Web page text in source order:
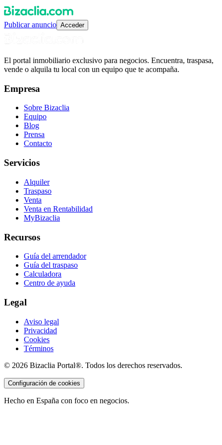
Publicar anuncio Acceder
El portal inmobiliario exclusivo para negocios. Encuentra, traspasa,
vende o alquila tu local con un equipo que te acompaña.
Empresa
Sobre Bizaclia
Equipo
Blog
Prensa
Contacto
Servicios
Alquiler
Traspaso
Venta
Venta en Rentabilidad
MyBizaclia
Recursos
Guía del arrendador
Guía del traspaso
Calculadora
Centro de ayuda
Legal
Aviso legal
Privacidad
Cookies
Términos
© 2026 Bizaclia Portal®. Todos los derechos reservados.
Configuración de cookies
Hecho en España con foco en negocios.